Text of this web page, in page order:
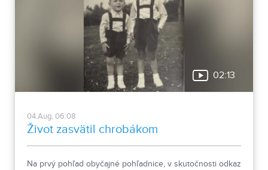
02:13
04.Aug, 06:08
Život zasvätil chrobákom
Na prvý pohľad obyčajné pohľadnice, v skutočnosti odkaz